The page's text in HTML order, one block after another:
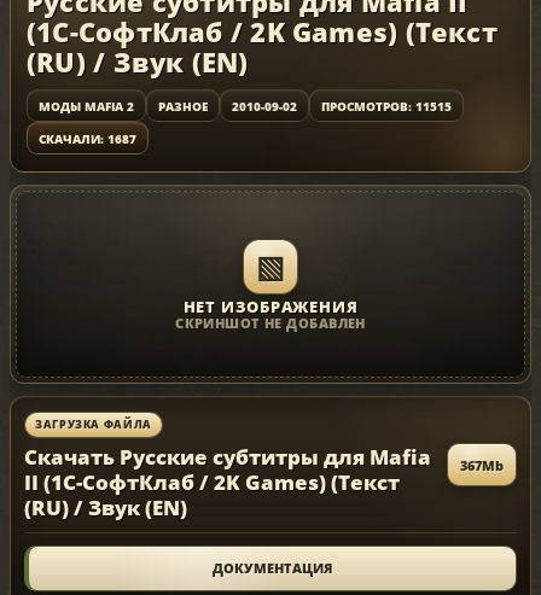
(1C-СофтКлаб / 2K Games) (Текст
(RU) / Звук (EN)
МОДЫ MAFIA 2 РАЗНОЕ 2010-09-02
ПРОСМОТРОВ: 11515
СКАЧАЛИ: 1687
▧
НЕТ ИЗОБРАЖЕНИЯ
СКРИНШОТ НЕ ДОБАВЛЕН
ЗАГРУЗКА ФАЙЛА
Скачать Русские субтитры для Mafia
II (1C-СофтКлаб / 2K Games) (Текст
(RU) / Звук (EN)
367Mb
ДОКУМЕНТАЦИЯ